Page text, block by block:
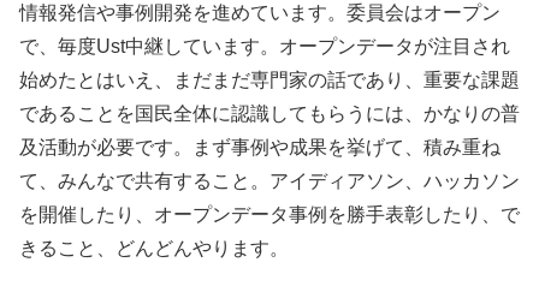
情報発信や事例開発を進めています。委員会はオープン
で、毎度Ust中継しています。オープンデータが注目され
始めたとはいえ、まだまだ専門家の話であり、重要な課題
であることを国民全体に認識してもらうには、かなりの普
及活動が必要です。まず事例や成果を挙げて、積み重ね
て、みんなで共有すること。アイディアソン、ハッカソン
を開催したり、オープンデータ事例を勝手表彰したり、で
きること、どんどんやります。